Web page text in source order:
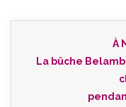
À
La bûche